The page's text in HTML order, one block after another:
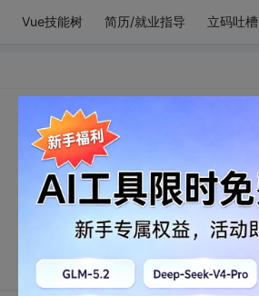
Vue技能树 简历/就业指导 立码吐槽